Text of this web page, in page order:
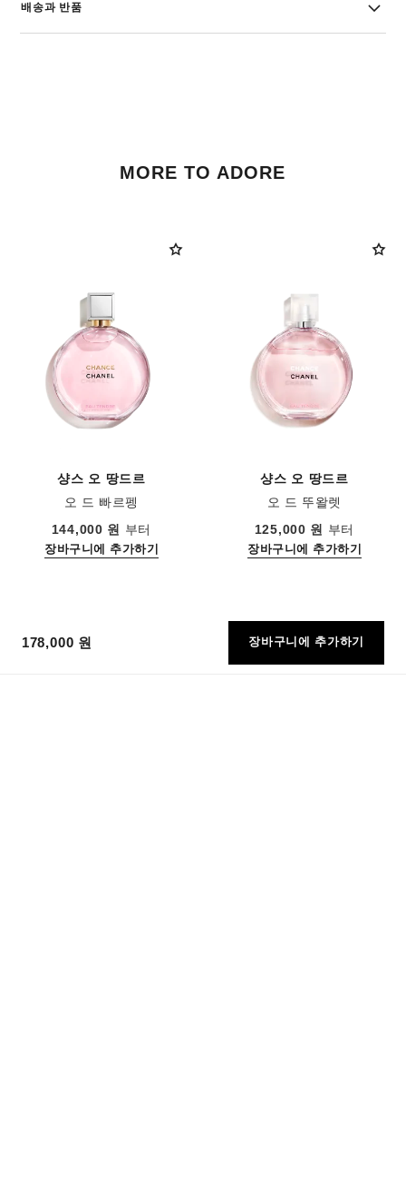
배송과 반품
MORE TO ADORE
샹스 오 땅드르
오 드 빠르펭
레퍼런스 126260
144,000 원 부터
장바구니에 추가하기
샹스 오 땅드르
오 드 뚜왈렛
레퍼런스 126320
125,000 원 부터
장바구니에 추가하기
178,000 원 장바구니에 추가하기